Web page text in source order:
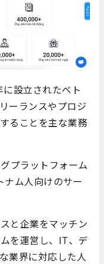
に設立されたベト
ーランスやプロジ
ることを主な業務
プラットフォーム
ナム人向けのサー
と企業をマッチン
を運営し、IT、デ
業界に対応した人